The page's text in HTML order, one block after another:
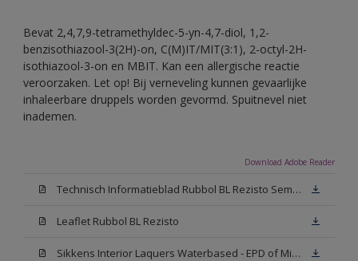
Bevat 2,4,7,9-tetramethyldec-5-yn-4,7-diol, 1,2-
benzisothiazool-3(2H)-on, C(M)IT/MIT(3:1), 2-octyl-2H-
isothiazool-3-on en MBIT. Kan een allergische reactie
veroorzaken. Let op! Bij verneveling kunnen gevaarlijke
inhaleerbare druppels worden gevormd. Spuitnevel niet
inademen.
Download Adobe Reader
Technisch Informatieblad Rubbol BL Rezisto Semi-Gloss (New Livery) (PDF)
Leaflet Rubbol BL Rezisto
Sikkens Interior Laquers Waterbased - EPD of Milieuproductverklaring